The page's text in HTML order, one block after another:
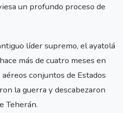
un profundo proceso de
líder supremo, el ayatolá
más de cuatro meses en
conjuntos de Estados
la guerra y descabezaron
Teherán.